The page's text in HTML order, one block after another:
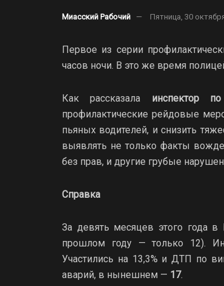
Миасский Рабочий Пятница, 30
Первое из серии
часов ночи. В это же время
Как рассказала инспектор
профилактические рейдовые
пьяных водителей, и снизить
выявлять не только факты
без прав, и другие грубые
Справка
За девять месяцев этого года
прошлом году — только 12).
Участились на 13,3% и ДТП по
аварий, в нынешнем — 17.